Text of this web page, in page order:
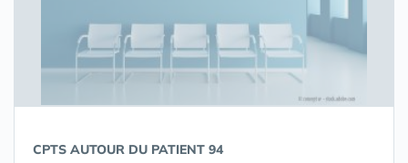
CPTS AUTOUR DU PATIENT 94